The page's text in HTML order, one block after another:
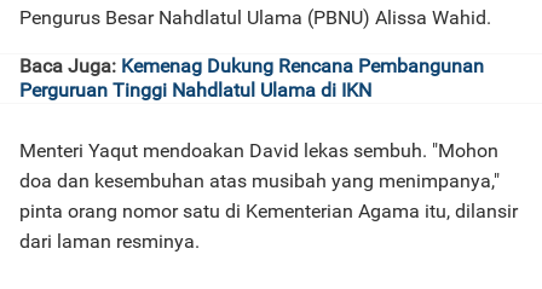
Pengurus Besar Nahdlatul Ulama (PBNU) Alissa Wahid.
Baca Juga: Kemenag Dukung Rencana Pembangunan
Perguruan Tinggi Nahdlatul Ulama di IKN
Menteri Yaqut mendoakan David lekas sembuh. "Mohon
doa dan kesembuhan atas musibah yang menimpanya,"
pinta orang nomor satu di Kementerian Agama itu, dilansir
dari laman resminya.